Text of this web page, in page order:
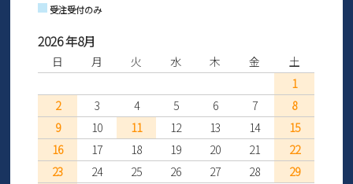
受注受付のみ
2026 年8月
日 月 火 水 木 金
土
1
2
3 4 5 6 7
8
9
10 11 12 13 14
15
16
17 18 19 20 21
22
23
24 25 26 27 28
29